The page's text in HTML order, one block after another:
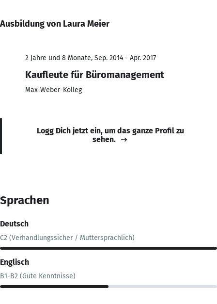
Ausbildung von Laura Meier
2 Jahre und 8 Monate, Sep. 2014 - Apr. 2017
Kaufleute für Büromanagement
Max-Weber-Kolleg
Logg Dich jetzt ein, um das ganze Profil zu
sehen.
Sprachen
Deutsch
C2 (Verhandlungssicher / Muttersprachlich)
Englisch
B1-B2 (Gute Kenntnisse)